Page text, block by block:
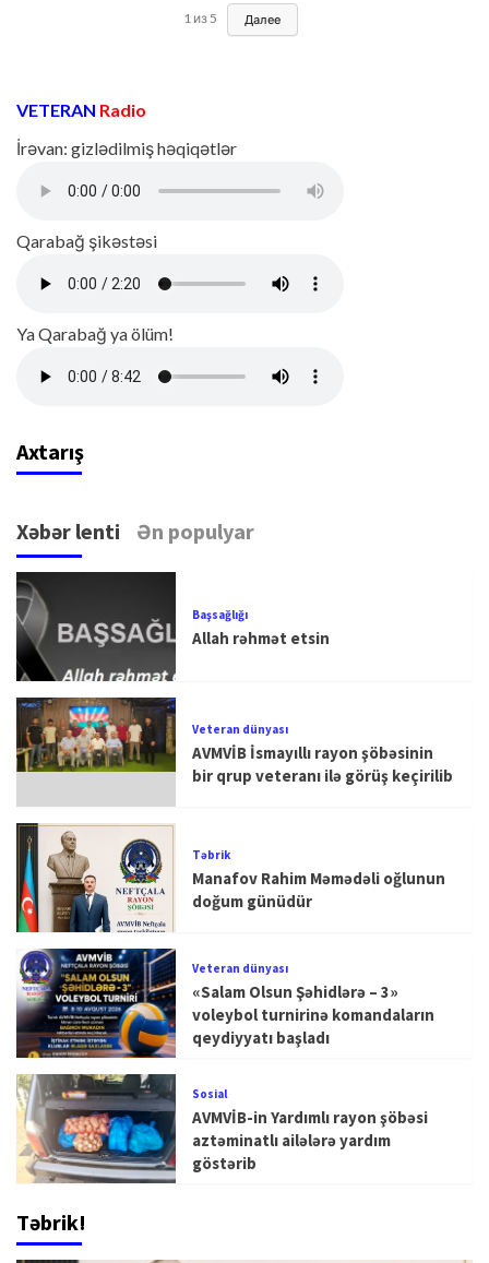
1 из5 Далее
VETERAN Radio
İrəvan: gizlədilmiş həqiqətlər
Qarabağ şikəstəsi
Ya Qarabağ ya ölüm!
Axtarış
Xəbər lenti Ən populyar
Başsağlığı
Allah rəhmət etsin
Veteran dünyası
AVMVİB İsmayıllı rayon şöbəsinin
bir qrup veteranı ilə görüş keçirilib
Təbrik
Manafov Rahim Məmədəli oğlunun
doğum günüdür
Veteran dünyası
«Salam Olsun Şəhidlərə – 3»
voleybol turnirinə komandaların
qeydiyyatı başladı
Sosial
AVMVİB-in Yardımlı rayon şöbəsi
aztəminatlı ailələrə yardım
göstərib
Təbrik!